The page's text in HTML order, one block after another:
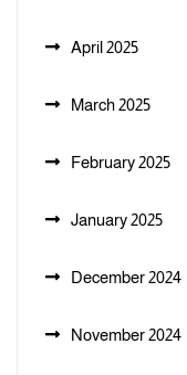
April 2025
March 2025
February 2025
January 2025
December 2024
November 2024